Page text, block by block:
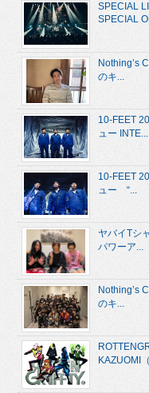
SPECIAL
SPECIAL
Nothing’s
のキ...
10-FEET
ュー INTE...
10-FEET
ュー “...
ヤバイTシ
パワーア...
Nothing’s
のキ...
KAZUOMI